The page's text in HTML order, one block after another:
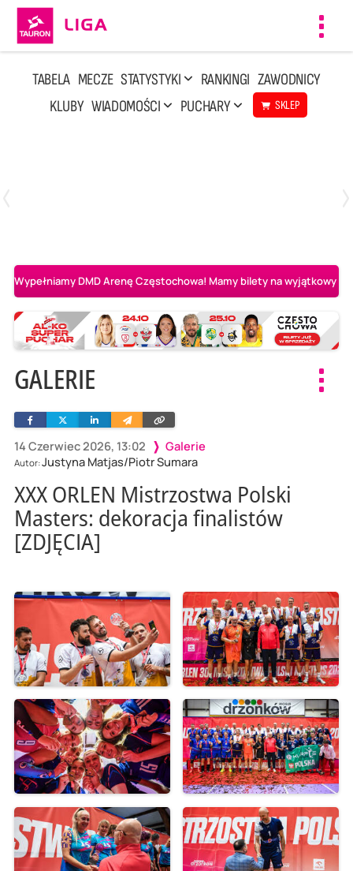
TABELA MECZE STATYSTYKI RANKINGI ZAWODNICY
KLUBY WIADOMOŚCI PUCHARY SKLEP
Wypełniamy DMD Arenę Częstochowa! Mamy bilety na wyjątkowy
GALERIE
14 Czerwiec 2026, 13:02 Galerie
Autor:Justyna Matjas/Piotr Sumara
FacebookTwitterLinkedinWyślij
e-
Skopiuj
link
XXX ORLEN Mistrzostwa Polski
Masters: dekoracja finalistów
[ZDJĘCIA]